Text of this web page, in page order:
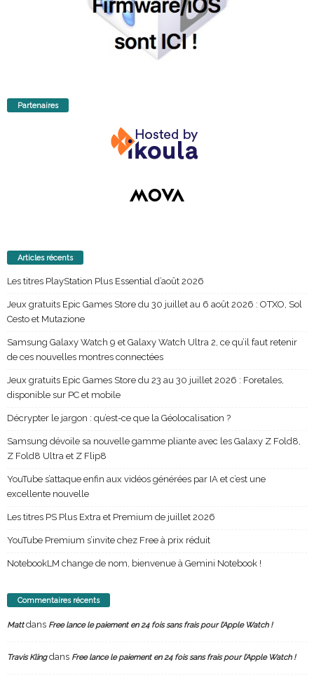
Partenaires
Articles récents
Les titres PlayStation Plus Essential d’août 2026
Jeux gratuits Epic Games Store du 30 juillet au 6 août 2026 : OTXO, Sol
Cesto et Mutazione
Samsung Galaxy Watch 9 et Galaxy Watch Ultra 2, ce qu’il faut retenir
de ces nouvelles montres connectées
Jeux gratuits Epic Games Store du 23 au 30 juillet 2026 : Foretales,
disponible sur PC et mobile
Décrypter le jargon : qu’est-ce que la Géolocalisation ?
Samsung dévoile sa nouvelle gamme pliante avec les Galaxy Z Fold8,
Z Fold8 Ultra et Z Flip8
YouTube s’attaque enfin aux vidéos générées par IA et c’est une
excellente nouvelle
Les titres PS Plus Extra et Premium de juillet 2026
YouTube Premium s’invite chez Free à prix réduit
NotebookLM change de nom, bienvenue à Gemini Notebook !
Commentaires récents
Mattdans Free lance le paiement en 24 fois sans frais pour l’Apple Watch !
Travis Klingdans Free lance le paiement en 24 fois sans frais pour l’Apple Watch !